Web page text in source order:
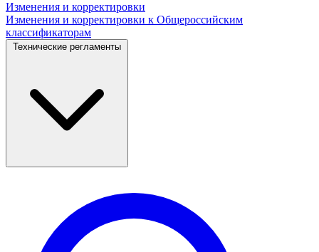
Изменения и корректировки
Изменения и корректировки к Общероссийским
классификаторам
Технические регламенты